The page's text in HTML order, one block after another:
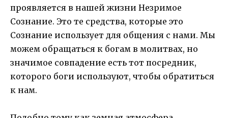
проявляется в нашей жизни Незримое
Сознание. Это те средства, которые это
Сознание использует для общения с нами. Мы
можем обращаться к богам в молитвах, но
значимое совпадение есть тот посредник,
которого боги используют, чтобы обратиться
к нам.